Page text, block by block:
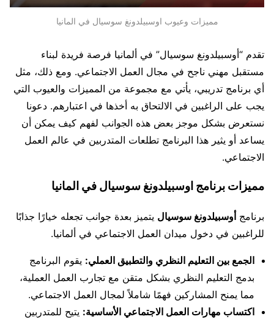
مميزات وعيوب اوسبيلدونغ سوسيال في المانيا
تقدم “أوسبيلدونغ سوسيال” في ألمانيا فرصة فريدة لبناء
مستقبل مهني ناجح في مجال العمل الاجتماعي. ومع ذلك، مثل
أي برنامج تدريبي، يأتي مع مجموعة من المميزات والعيوب التي
يجب على الراغبين في الالتحاق به أخذها في اعتبارهم. دعونا
نستعرض بشكل موجز بعض هذه الجوانب لفهم كيف يمكن أن
يساعد أو يثير هذا البرنامج تطلعات المتدربين في عالم العمل
الاجتماعي.
مميزات برنامج اوسبيلدونغ سوسيال في المانيا
برنامج أوسبيلدونغ سوسيال يتميز بعدة جوانب تجعله خيارًا جذابًا
للراغبين في دخول ميدان العمل الاجتماعي في ألمانيا.
الجمع بين التعليم النظري والتطبيق العملي: يقوم البرنامج
بدمج التعليم النظري بشكل متقن مع تجارب العمل العملية،
مما يمنح المشاركين فهمًا شاملاً لمجال العمل الاجتماعي.
اكتساب مهارات العمل الاجتماعي الأساسية: يتيح للمتدربين